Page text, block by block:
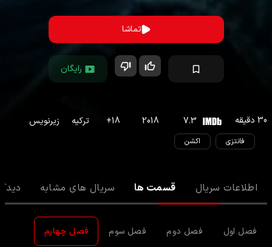
تماشا
رایگان
30 دقیقه 7.3
2018
18
+ ترکیه زیرنویس
فانتزی اکشن
اطلاعات سریال قسمت ها سریال های مشابه
فصل اول فصل دوم فصل سوم فصل چهارم